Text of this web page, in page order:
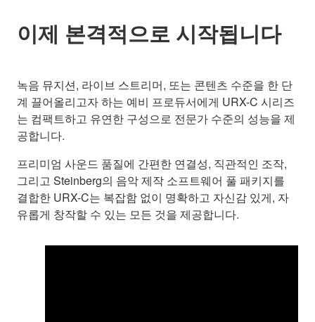
이제 본격적으로 시작됩니다
녹음 뮤지션, 라이브 스트리머, 또는 콘텐츠 수준을 한 단
계 끌어올리고자 하는 예비 프로듀서에게 URX-C 시리즈
는 컴팩트하고 유연한 구성으로 전문가 수준의 성능을 제
공합니다.
프리미엄 사운드 품질에 간편한 연결성, 직관적인 조작,
그리고 Steinberg의 음악 제작 소프트웨어 풀 패키지를
결합한 URX-C는 복잡함 없이 명확하고 자신감 있게, 자
유롭게 창작할 수 있는 모든 것을 제공합니다.